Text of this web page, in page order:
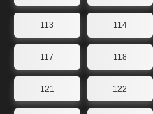
113 114
117 118
121 122